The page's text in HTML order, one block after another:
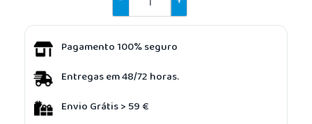
Pagamento 100% seguro
Entregas em 48/72 horas.
Envio Grátis > 59 €